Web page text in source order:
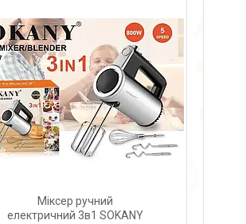
Міксер ручний
електричний 3в1 SOKANY